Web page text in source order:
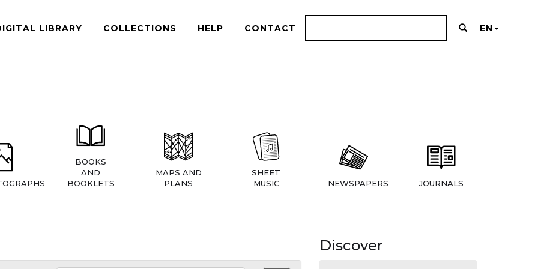
LIBRARY COLLECTIONS HELP CONTACT EN
BOOKS
AND
BOOKLETS
MAPS AND
PLANS
SHEET
MUSIC
NEWSPAPERS JOURNALS
Discover